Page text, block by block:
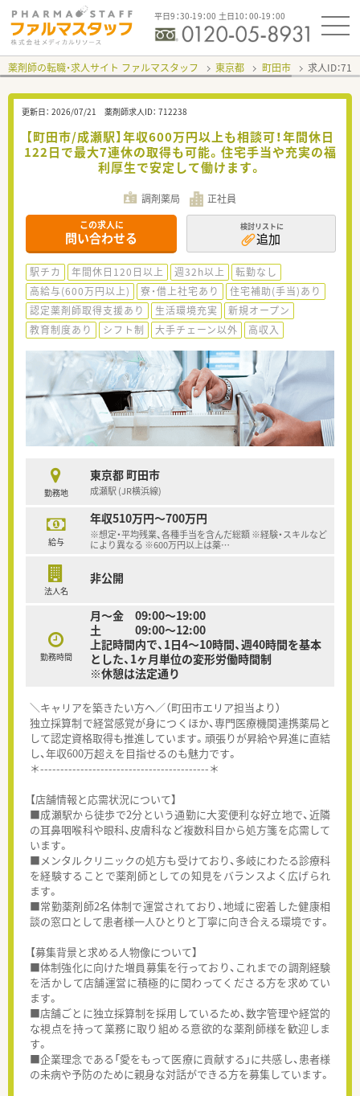
平日9：30-19：00 土日10：00-19：00
薬剤師の転職・求人サイト ファルマスタッフ 東京都 町田市 求人ID：
更新日： 2026/07/21 薬剤師求人ID： 712238
【町田市/成瀬駅】年収600万円以上も相談可！年間休日
122日で最大7連休の取得も可能。住宅手当や充実の福
利厚生で安定して働けます。
調剤薬局 正社員
この求人に
問い合わせる
検討リストに
追加
駅チカ 年間休日120日以上 週32h以上
転勤なし
高給与(600万円以上)
寮・借上社宅あり
住宅補助(手当)あり
認定薬剤師取得支援あり
生活環境充実
新規オープン
教育制度あり
シフト制 大手チェーン以外 高収入
勤務地
東京都 町田市
成瀬駅 (JR横浜線)
給与
年収510万円～700万円
※想定・平均残業、各種手当を含んだ総額 ※経験・スキルなど
により異なる ※600万円以上は薬…
法人名
非公開
勤務時間
月〜金 09:00〜19:00
土 09:00〜12:00
上記時間内で、1日4～10時間、週40時間を基本
とした、1ヶ月単位の変形労働時間制
※休憩は法定通り
＼キャリアを築きたい方へ／（町田市エリア担当より）
独立採算制で経営感覚が身につくほか、専門医療機関連携薬局と
して認定資格取得も推進しています。頑張りが昇給や昇進に直結
し、年収600万超えを目指せるのも魅力です。
＊------------------------------------------＊
【店舗情報と応需状況について】
■成瀬駅から徒歩で2分という通勤に大変便利な好立地で、近隣
の耳鼻咽喉科や眼科、皮膚科など複数科目から処方箋を応需して
います。
■メンタルクリニックの処方も受けており、多岐にわたる診療科
を経験することで薬剤師としての知見をバランスよく広げられ
ます。
■常勤薬剤師2名体制で運営されており、地域に密着した健康相
談の窓口として患者様一人ひとりと丁寧に向き合える環境です。
【募集背景と求める人物像について】
■体制強化に向けた増員募集を行っており、これまでの調剤経験
を活かして店舗運営に積極的に関わってくださる方を求めてい
ます。
■店舗ごとに独立採算制を採用しているため、数字管理や経営的
な視点を持って業務に取り組める意欲的な薬剤師様を歓迎しま
す。
■企業理念である「愛をもって医療に貢献する」に共感し、患者様
の未病や予防のために親身な対話ができる方を募集しています。